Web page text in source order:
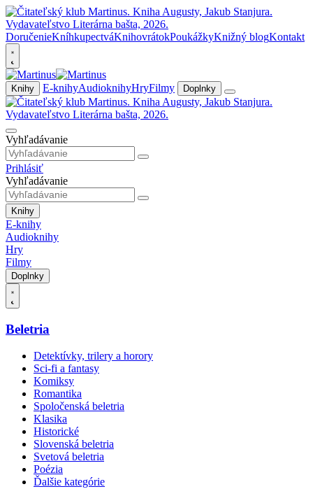
DoručenieKníhkupectváKnihovrátokPoukážkyKnižný blogKontakt
Knihy E-knihyAudioknihyHryFilmy Doplnky
Vyhľadávanie
Prihlásiť
Vyhľadávanie
Knihy
E-knihy
Audioknihy
Hry
Filmy
Doplnky
Beletria
Detektívky, trilery a horory
Sci-fi a fantasy
Komiksy
Romantika
Spoločenská beletria
Klasika
Historické
Slovenská beletria
Svetová beletria
Poézia
Ďalšie kategórie